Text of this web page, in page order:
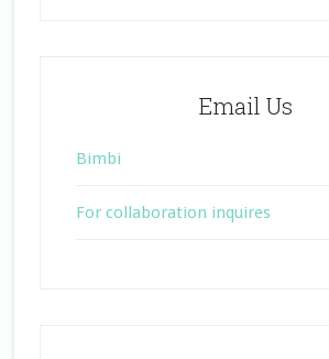
Email Us
Bimbi
For collaboration inquires